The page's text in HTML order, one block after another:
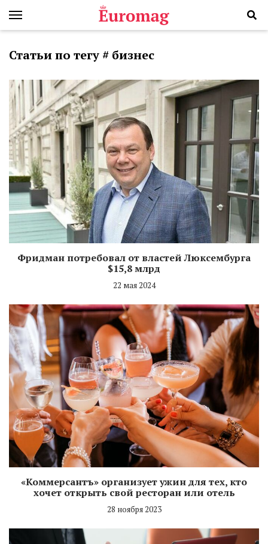
Статьи по тегу # бизнес
Фридман потребовал от властей Люксембурга
$15,8 млрд
22 мая 2024
«Коммерсантъ» организует ужин для тех, кто
хочет открыть свой ресторан или отель
28 ноября 2023